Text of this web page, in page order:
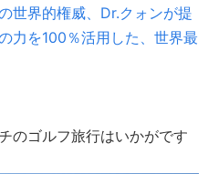
世界的権威、Dr.クォンが提
力を100％活用した、世界最
のゴルフ旅行はいかがです